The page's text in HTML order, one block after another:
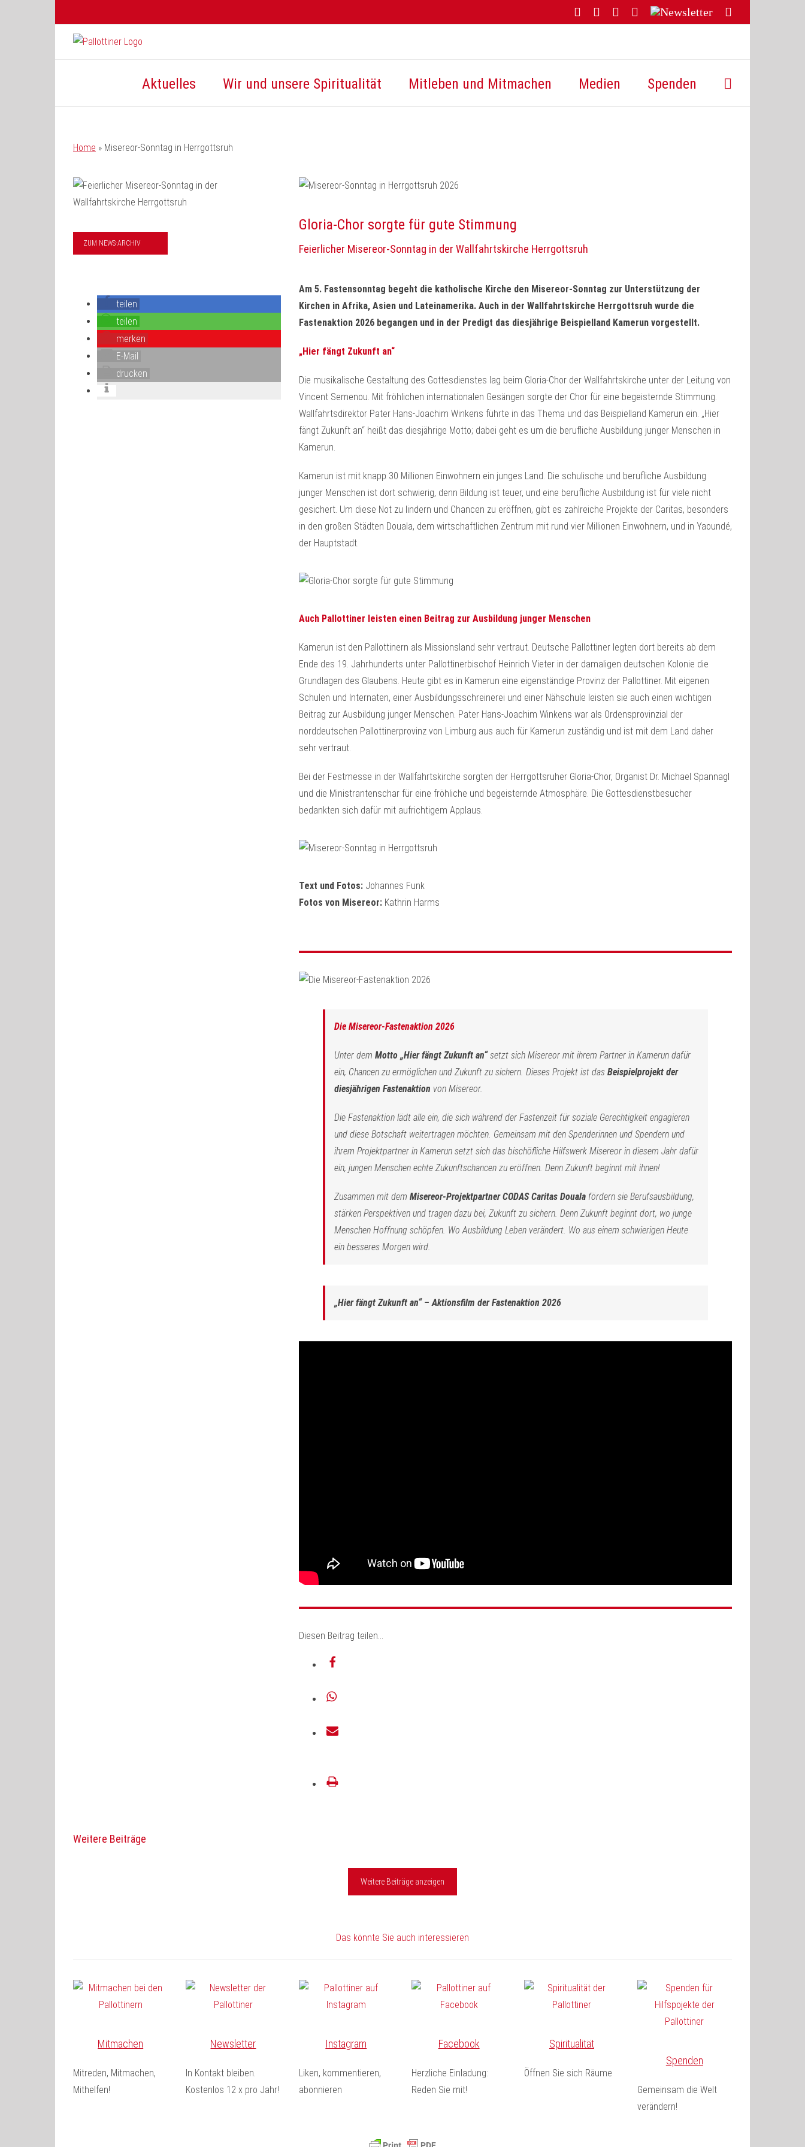
FacebookYouTubeInstagram
Threads
Newsletter
Mail
Aktuelles Wir und unsere Spiritualität Mitleben und Mitmachen Medien Spenden
Home » Misereor-Sonntag in Herrgottsruh
ZUM NEWS-ARCHIV
teilen
teilen
merken
E-Mail
drucken
Gloria-Chor sorgte für gute Stimmung
Feierlicher Misereor-Sonntag in der Wallfahrtskirche Herrgottsruh
Am 5. Fastensonntag begeht die katholische Kirche den Misereor-Sonntag zur Unterstützung der
Kirchen in Afrika, Asien und Lateinamerika. Auch in der Wallfahrtskirche Herrgottsruh wurde die
Fastenaktion 2026 begangen und in der Predigt das diesjährige Beispielland Kamerun vorgestellt.
„Hier fängt Zukunft an“
Die musikalische Gestaltung des Gottesdienstes lag beim Gloria-Chor der Wallfahrtskirche unter der Leitung von
Vincent Semenou. Mit fröhlichen internationalen Gesängen sorgte der Chor für eine begeisternde Stimmung.
Wallfahrtsdirektor Pater Hans-Joachim Winkens führte in das Thema und das Beispielland Kamerun ein. „Hier
fängt Zukunft an“ heißt das diesjährige Motto; dabei geht es um die berufliche Ausbildung junger Menschen in
Kamerun.
Kamerun ist mit knapp 30 Millionen Einwohnern ein junges Land. Die schulische und berufliche Ausbildung
junger Menschen ist dort schwierig, denn Bildung ist teuer, und eine berufliche Ausbildung ist für viele nicht
gesichert. Um diese Not zu lindern und Chancen zu eröffnen, gibt es zahlreiche Projekte der Caritas, besonders
in den großen Städten Douala, dem wirtschaftlichen Zentrum mit rund vier Millionen Einwohnern, und in Yaoundé,
der Hauptstadt.
Auch Pallottiner leisten einen Beitrag zur Ausbildung junger Menschen
Kamerun ist den Pallottinern als Missionsland sehr vertraut. Deutsche Pallottiner legten dort bereits ab dem
Ende des 19. Jahrhunderts unter Pallottinerbischof Heinrich Vieter in der damaligen deutschen Kolonie die
Grundlagen des Glaubens. Heute gibt es in Kamerun eine eigenständige Provinz der Pallottiner. Mit eigenen
Schulen und Internaten, einer Ausbildungsschreinerei und einer Nähschule leisten sie auch einen wichtigen
Beitrag zur Ausbildung junger Menschen. Pater Hans-Joachim Winkens war als Ordensprovinzial der
norddeutschen Pallottinerprovinz von Limburg aus auch für Kamerun zuständig und ist mit dem Land daher
sehr vertraut.
Bei der Festmesse in der Wallfahrtskirche sorgten der Herrgottsruher Gloria-Chor, Organist Dr. Michael Spannagl
und die Ministrantenschar für eine fröhliche und begeisternde Atmosphäre. Die Gottesdienstbesucher
bedankten sich dafür mit aufrichtigem Applaus.
Text und Fotos:Johannes Funk
Fotos von Misereor:Kathrin Harms
Die Misereor-Fastenaktion 2026
Unter dem Motto „Hier fängt Zukunft an“setzt sich Misereor mit ihrem Partner in Kamerun dafür
ein, Chancen zu ermöglichen und Zukunft zu sichern. Dieses Projekt ist das Beispielprojekt der
diesjährigen Fastenaktion von Misereor.
Die Fastenaktion lädt alle ein, die sich während der Fastenzeit für soziale Gerechtigkeit engagieren
und diese Botschaft weitertragen möchten. Gemeinsam mit den Spenderinnen und Spendern und
ihrem Projektpartner in Kamerun setzt sich das bischöfliche Hilfswerk Misereor in diesem Jahr dafür
ein, jungen Menschen echte Zukunftschancen zu eröffnen. Denn Zukunft beginnt mit ihnen!
Zusammen mit dem Misereor-Projektpartner CODAS Caritas Doualafördern sie Berufsausbildung,
stärken Perspektiven und tragen dazu bei, Zukunft zu sichern. Denn Zukunft beginnt dort, wo junge
Menschen Hoffnung schöpfen. Wo Ausbildung Leben verändert. Wo aus einem schwierigen Heute
ein besseres Morgen wird.
„Hier fängt Zukunft an“ – Aktionsfilm der Fastenaktion 2026
Diesen Beitrag teilen...
Weitere Beiträge
Weitere Beiträge anzeigen
Das könnte Sie auch interessieren
Mitmachen
Mitreden, Mitmachen,
Mithelfen!
Newsletter
In Kontakt bleiben.
Kostenlos 12 x pro Jahr!
Instagram
Liken, kommentieren,
abonnieren
Facebook
Herzliche Einladung:
Reden Sie mit!
Spiritualität
Öffnen Sie sich Räume
Spenden
Gemeinsam die Welt
verändern!